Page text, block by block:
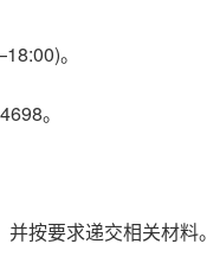
。
。
按要求递交相关材料。